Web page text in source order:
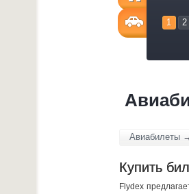
1 2
Авиабилеты
Купить
Flydex